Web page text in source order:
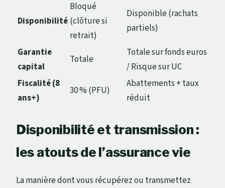
Disponibilité
Bloqué
(clôture si
retrait)
Disponible (rachats
partiels)
Garantie
capital
Totale
Totale sur fonds euros
/ Risque sur UC
Fiscalité (8
ans+)
30 % (PFU)
Abattements + taux
réduit
Disponibilité et transmission :
les atouts de l’assurance vie
La manière dont vous récupérez ou transmettez